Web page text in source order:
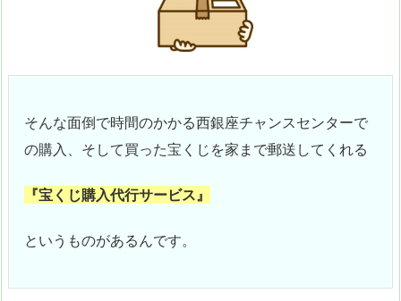
そんな面倒で時間のかかる西銀座チャンスセンターで
の購入、そして買った宝くじを家まで郵送してくれる
『宝くじ購入代行サービス』
というものがあるんです。